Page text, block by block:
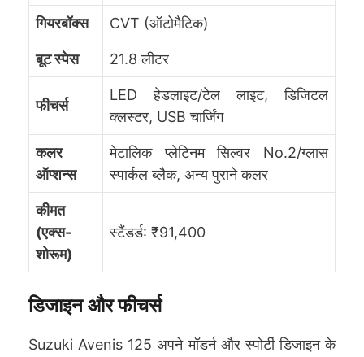
गियरबॉक्स CVT (ऑटोमैटिक)
बूट स्पेस 21.8 लीटर
फीचर्स
LED हेडलाइट/टेल लाइट, डिजिटल
क्लस्टर, USB चार्जिंग
कलर
ऑप्शन्स
मेटालिक प्लेटिनम सिल्वर No.2/ग्लास
स्पार्कल ब्लैक, अन्य पुराने कलर
कीमत
(एक्स-
शोरूम)
स्टैंडर्ड: ₹91,400
डिजाइन और फीचर्स
Suzuki Avenis 125 अपने मॉडर्न और स्पोर्टी डिजाइन के